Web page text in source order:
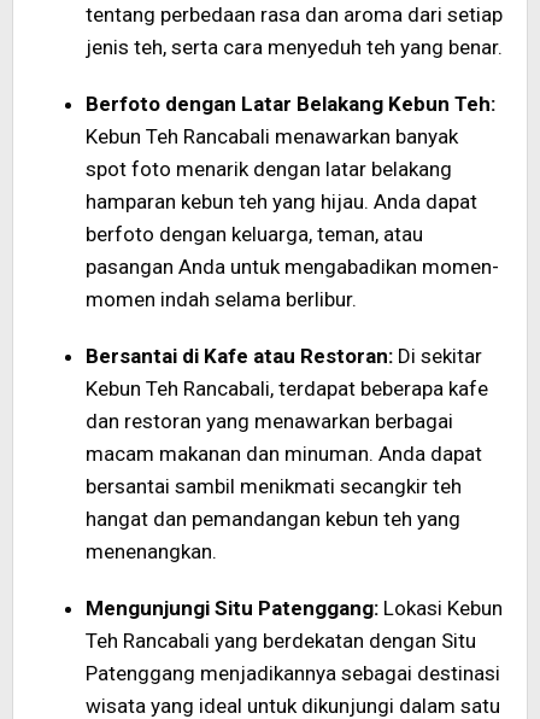
tentang perbedaan rasa dan aroma dari setiap
jenis teh, serta cara menyeduh teh yang benar.
Berfoto dengan Latar Belakang Kebun Teh:
Kebun Teh Rancabali menawarkan banyak
spot foto menarik dengan latar belakang
hamparan kebun teh yang hijau. Anda dapat
berfoto dengan keluarga, teman, atau
pasangan Anda untuk mengabadikan momen-
momen indah selama berlibur.
Bersantai di Kafe atau Restoran: Di sekitar
Kebun Teh Rancabali, terdapat beberapa kafe
dan restoran yang menawarkan berbagai
macam makanan dan minuman. Anda dapat
bersantai sambil menikmati secangkir teh
hangat dan pemandangan kebun teh yang
menenangkan.
Mengunjungi Situ Patenggang: Lokasi Kebun
Teh Rancabali yang berdekatan dengan Situ
Patenggang menjadikannya sebagai destinasi
wisata yang ideal untuk dikunjungi dalam satu